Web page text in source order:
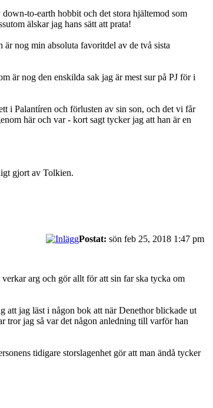
to-earth hobbit och det stora hjältemod som
älskar jag hans sätt att prata!
nog min absoluta favoritdel av de två sista
är nog den enskilda sak jag är mest sur på PJ för i
i Palantíren och förlusten av sin son, och det vi får
här och var - kort sagt tycker jag att han är en
gjort av Tolkien.
Postat: sön feb 25, 2018 1:47 pm
arg och gör allt för att sin far ska tycka om
att jag läst i någon bok att när Denethor blickade ut
tror jag så var det någon anledning till varför han
tidigare storslagenhet gör att man ändå tycker